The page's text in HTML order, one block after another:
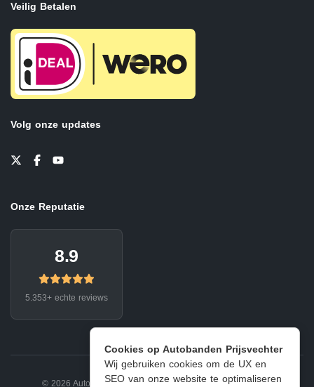
Cookies op Autobanden Prijsvechter
Wij gebruiken cookies om de UX en
SEO van onze website te optimaliseren
Veilig Betalen
Volg onze updates
Onze Reputatie
8.9
5.353+ echte reviews
© 2026 Autobanden Prijsvechter. Privacy | Voorwaarden